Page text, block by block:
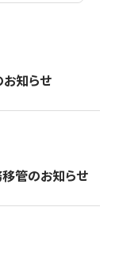
知らせ
移管のお知らせ